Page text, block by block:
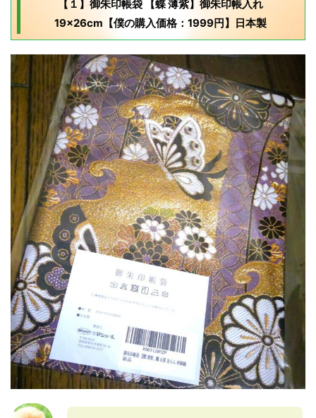
【１】御朱印帳袋 【蝶 薄紫】御朱印帳入れ
19×26cm【僕の購入価格：1999円】日本製